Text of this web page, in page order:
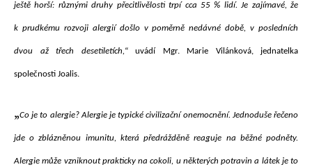
ještě horší: různými druhy přecitlivělosti trpí cca 55 % lidí. Je zajímavé, že
k prudkému rozvoji alergií došlo v poměrně nedávné době, v posledních
dvou až třech desetiletích,“ uvádí Mgr. Marie Vilánková, jednatelka
společnosti Joalis.
„Co je to alergie? Alergie je typické civilizační onemocnění. Jednoduše řečeno
jde o zblázněnou imunitu, která předrážděně reaguje na běžné podněty.
Alergie může vzniknout prakticky na cokoli, u některých potravin a látek je to